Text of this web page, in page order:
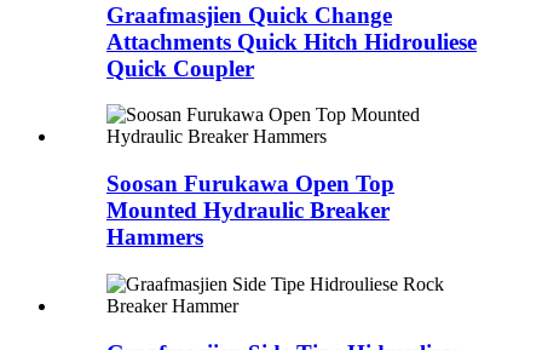
Graafmasjien Quick Change
Attachments Quick Hitch Hidrouliese
Quick Coupler
Soosan Furukawa Open Top
Mounted Hydraulic Breaker
Hammers